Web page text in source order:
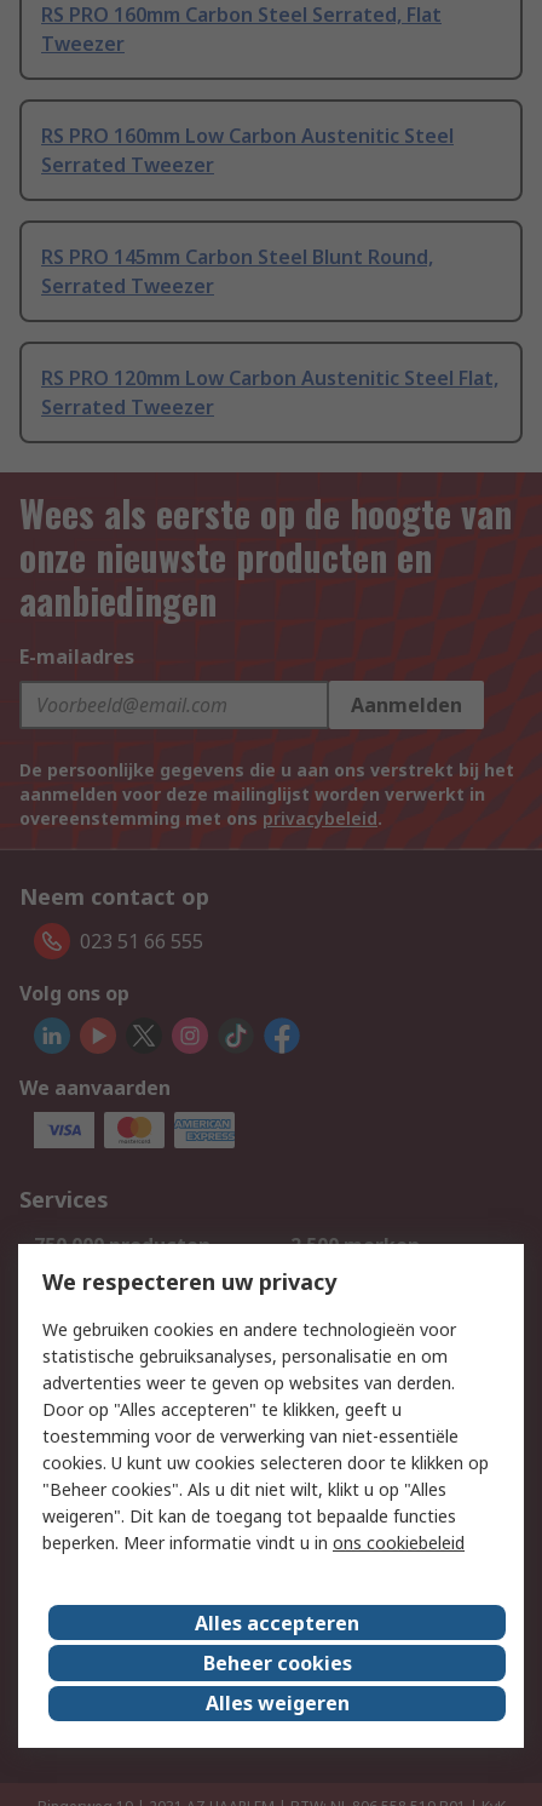
RS PRO 160mm Carbon Steel Serrated, Flat
Tweezer
RS PRO 160mm Low Carbon Austenitic Steel
Serrated Tweezer
RS PRO 145mm Carbon Steel Blunt Round,
Serrated Tweezer
RS PRO 120mm Low Carbon Austenitic Steel Flat,
Serrated Tweezer
Wees als eerste op de hoogte van
onze nieuwste producten en
aanbiedingen
E-mailadres
Aanmelden
De persoonlijke gegevens die u aan ons verstrekt bij het
aanmelden voor deze mailinglijst worden verwerkt in
overeenstemming met ons privacybeleid.
Neem contact op
023 51 66 555
Volg ons op
We aanvaarden
Services
750.000 producten
2.500 merken
Bestellen
Inkoopoplossingen
Track & Trace
Wettelijk
Cookiebeleid
Email veiligheid
Privacybeleid
Websitevoorwaarden
Algemene
verkoopvoorwaarden
Over RS
RS Group
Over ons
RS wereldwijd
Werken bij RS
ESG
We respecteren uw privacy
We gebruiken cookies en andere technologieën voor
statistische gebruiksanalyses, personalisatie en om
advertenties weer te geven op websites van derden.
Door op "Alles accepteren" te klikken, geeft u
toestemming voor de verwerking van niet-essentiële
cookies. U kunt uw cookies selecteren door te klikken op
"Beheer cookies". Als u dit niet wilt, klikt u op "Alles
weigeren". Dit kan de toegang tot bepaalde functies
beperken. Meer informatie vindt u in ons cookiebeleid
Alles accepteren
Beheer cookies
Alles weigeren